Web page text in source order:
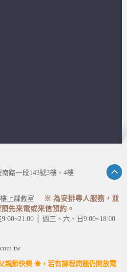
路一段143號3樓、4樓
課教室
※ 為安排專人服務，並
先來電或來信預約。
│ 週三、六、日9:00~18:00
親節快樂 ☀，若有課程問題仍開放電